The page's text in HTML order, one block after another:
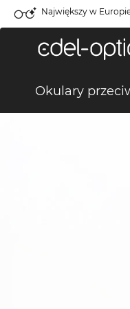
Największy w
Okulary